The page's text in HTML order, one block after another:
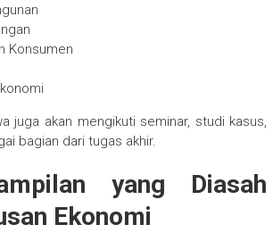
Konsumen
juga akan mengikuti seminar, studi kasus,
bagian dari tugas akhir.
yang Diasah
Ekonomi